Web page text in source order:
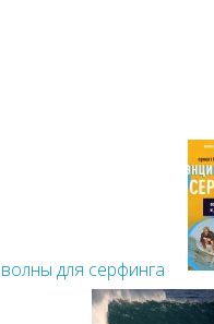
для серфинга